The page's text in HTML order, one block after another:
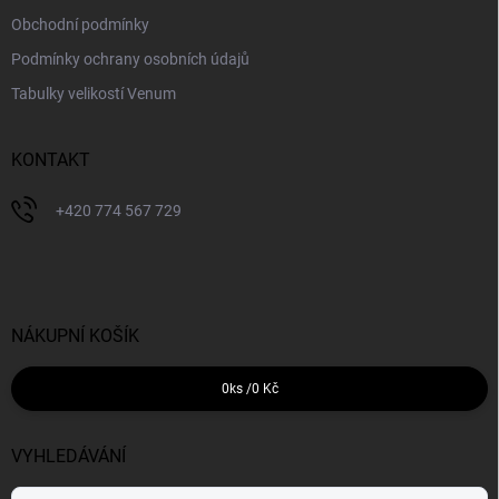
Obchodní podmínky
Podmínky ochrany osobních údajů
Tabulky velikostí Venum
KONTAKT
+420 774 567 729
NÁKUPNÍ KOŠÍK
0 ks /0 Kč
VYHLEDÁVÁNÍ